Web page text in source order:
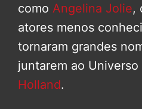
como Angelina Jolie,
atores menos
tornaram grandes
juntarem ao
Holland.